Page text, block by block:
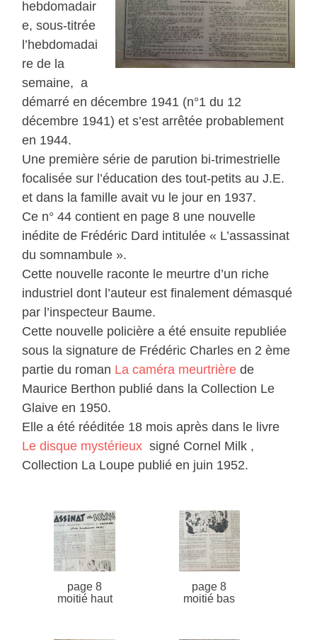
hebdomadair
e, sous-titrée
l’hebdomadai
re de la
semaine, a
démarré en décembre 1941 (n°1 du 12
décembre 1941) et s’est arrêtée probablement
en 1944.
Une première série de parution bi-trimestrielle
focalisée sur l’éducation des tout-petits au J.E.
et dans la famille avait vu le jour en 1937.
Ce n° 44 contient en page 8 une nouvelle
inédite de Frédéric Dard intitulée « L’assassinat
du somnambule ».
Cette nouvelle raconte le meurtre d’un riche
industriel dont l’auteur est finalement démasqué
par l’inspecteur Baume.
Cette nouvelle policière a été ensuite republiée
sous la signature de Frédéric Charles en 2 ème
partie du roman La caméra meurtrière de
Maurice Berthon publié dans la Collection Le
Glaive en 1950.
Elle a été rééditée 18 mois après dans le livre
Le disque mystérieux signé Cornel Milk ,
Collection La Loupe publié en juin 1952.
page 8
moitié haut
page 8
moitié bas